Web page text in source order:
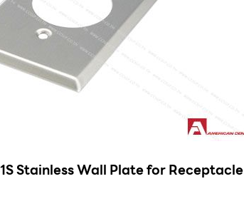
Stainless Wall Plate for Receptacle